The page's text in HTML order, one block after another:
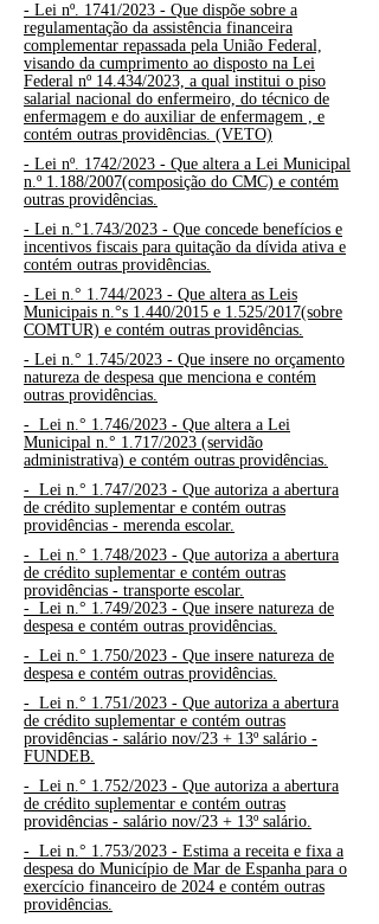
- Lei nº. 1741/2023 - Que dispõe sobre a
regulamentação da assistência financeira
complementar repassada pela União Federal,
visando da cumprimento ao disposto na Lei
Federal nº 14.434/2023, a qual institui o piso
salarial nacional do enfermeiro, do técnico de
enfermagem e do auxiliar de enfermagem , e
contém outras providências. (VETO)
- Lei nº. 1742/2023 - Que altera a Lei Municipal
n.º 1.188/2007(composição do CMC) e contém
outras providências.
- Lei n.°1.743/2023 - Que concede benefícios e
incentivos fiscais para quitação da dívida ativa e
contém outras providências.
- Lei n.° 1.744/2023 - Que altera as Leis
Municipais n.°s 1.440/2015 e 1.525/2017(sobre
COMTUR) e contém outras providências.
- Lei n.° 1.745/2023 - Que insere no orçamento
natureza de despesa que menciona e contém
outras providências.
- Lei n.° 1.746/2023 - Que altera a Lei
Municipal n.° 1.717/2023 (servidão
administrativa) e contém outras providências.
- Lei n.° 1.747/2023 - Que autoriza a abertura
de crédito suplementar e contém outras
providências - merenda escolar.
- Lei n.° 1.748/2023 - Que autoriza a abertura
de crédito suplementar e contém outras
providências - transporte escolar.
- Lei n.° 1.749/2023 - Que insere natureza de
despesa e contém outras providências.
- Lei n.° 1.750/2023 - Que insere natureza de
despesa e contém outras providências.
- Lei n.° 1.751/2023 - Que autoriza a abertura
de crédito suplementar e contém outras
providências - salário nov/23 + 13º salário -
FUNDEB.
- Lei n.° 1.752/2023 - Que autoriza a abertura
de crédito suplementar e contém outras
providências - salário nov/23 + 13º salário.
- Lei n.° 1.753/2023 - Estima a receita e fixa a
despesa do Município de Mar de Espanha para o
exercício financeiro de 2024 e contém outras
providências.